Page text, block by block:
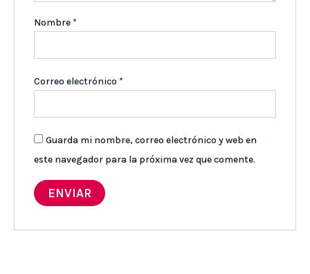
Nombre *
Correo electrónico *
Guarda mi nombre, correo electrónico y web en
este navegador para la próxima vez que comente.